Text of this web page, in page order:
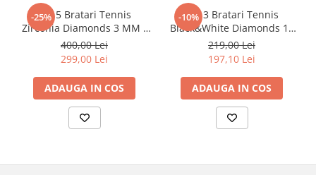
-25%
Set 5 Bratari Tennis
Zirconia Diamonds 3 MM /
19.5 CM
400,00 Lei
299,00 Lei
ADAUGA IN COS
-10%
Set 3 Bratari Tennis
Black&White Diamonds 19
CM
219,00 Lei
197,10 Lei
ADAUGA IN COS